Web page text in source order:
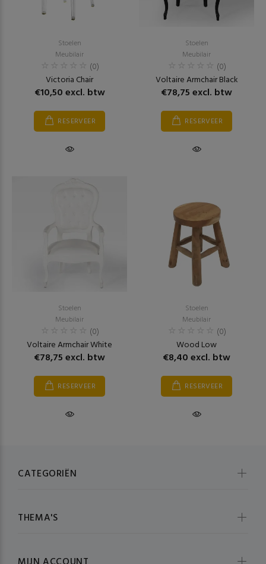
Stoelen
Meubilair
(0)
Victoria Chair
€10,50 excl. btw
RESERVEER
Stoelen
Meubilair
(0)
Voltaire Armchair Black
€78,75 excl. btw
RESERVEER
Stoelen
Meubilair
(0)
Voltaire Armchair White
€78,75 excl. btw
RESERVEER
Stoelen
Meubilair
(0)
Wood Low
€8,40 excl. btw
RESERVEER
CATEGORIËN
THEMA'S